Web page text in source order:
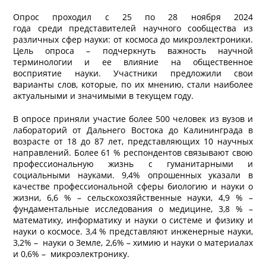
Опрос проходил с 25 по 28 ноября 2024
года среди представителей научного сообщества из
различных сфер науки: от космоса до микроэлектроники.
Цель опроса – подчеркнуть важность научной
терминологии и ее влияние на общественное
восприятие науки. Участники предложили свои
варианты слов, которые, по их мнению, стали наиболее
актуальными и значимыми в текущем году.
В опросе приняли участие более 500 человек из вузов и
лабораторий от Дальнего Востока до Калининграда в
возрасте от 18 до 87 лет, представляющих 10 научных
направлений. Более 61 % респондентов связывают свою
профессиональную жизнь с гуманитарными и
социальными науками. 9,4% опрошенных указали в
качестве профессиональной сферы биологию и науки о
жизни, 6,6 % – сельскохозяйственные науки, 4,9 % –
фундаментальные исследования о медицине, 3,8 % –
математику, информатику и науки о системе и физику и
науки о космосе. 3,4 % представляют инженерные науки,
3,2% – науки о Земле, 2,6% – химию и науки о материалах
и 0,6% – микроэлектронику.